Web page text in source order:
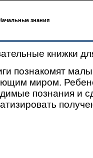
знания
книжки
познакомят
миром.
познания и